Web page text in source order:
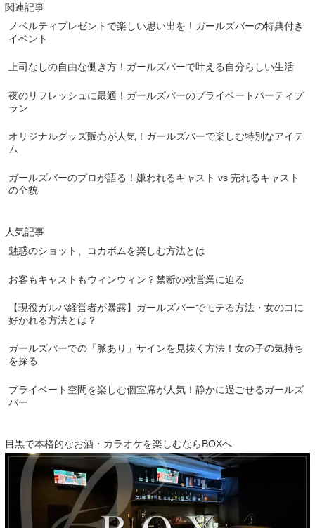
関連記事
ノベルティプレゼントで楽しい思い出を！ガールズバーの特典付き
イベント
上司なしの自由な働き方！ガールズバーで叶える自分らしい生活
夜のリフレッシュに最適！ガールズバーのプライベートパーティプ
ラン
オリジナルグッズ販売が人気！ガールズバーで楽しむ特別なアイテ
ム
ガールズバーのプロが語る！嫌われるキャスト vs 売れるキャスト
の全貌
人気記事
魅惑のショット、コカボムを楽しむ方法とは
お客もキャストもウィンウィン？禁断の枕営業に迫る
【現役ガルバ経営者が暴露】ガールズバーでモテる方法・女のコに
好かれる方法とは？
ガールズバーでの「脈あり」サインを見抜く方法！女の子の気持ち
を探る
プライベート空間を楽しむ個室席が人気！静かに過ごせるガールズ
バー
目黒で本格的なお酒・カラオケを楽しむならBOXへ